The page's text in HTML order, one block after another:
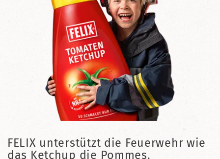
FELIX unterstützt die Feuerwehr wie
das Ketchup die Pommes.